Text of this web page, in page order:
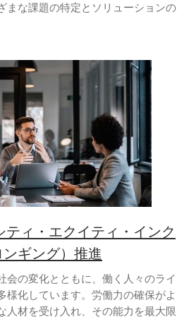
まな課題の特定とソリューションの
ティ・エクイティ・インク
ギング）推進
会の変化とともに、働く人々のライ
様化しています。労働力の確保がよ
人材を受け入れ、その能力を最大限